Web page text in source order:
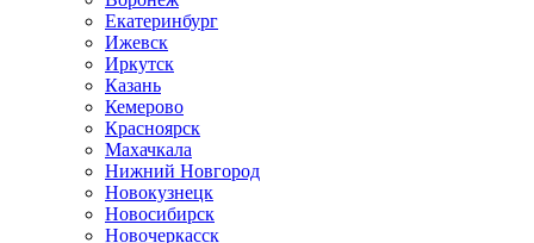
Екатеринбург
Ижевск
Иркутск
Казань
Кемерово
Красноярск
Махачкала
Нижний Новгород
Новокузнецк
Новосибирск
Новочеркаcск